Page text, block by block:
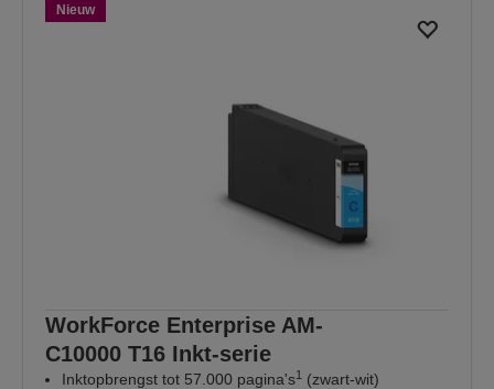
Nieuw
WorkForce Enterprise AM-
C10000 T16 Inkt-serie
Inktopbrengst tot 57.000 pagina's1 (zwart-wit)